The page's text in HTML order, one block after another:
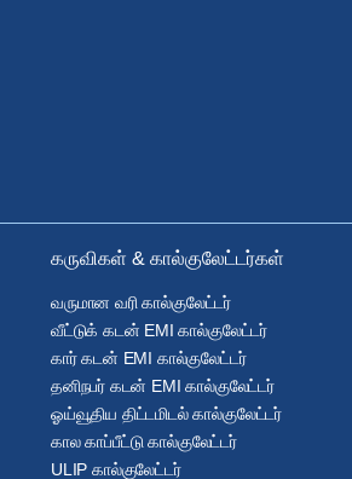
கருவிகள் & கால்குலேட்டர்கள்
வருமான வரி கால்குலேட்டர்
வீட்டுக் கடன் EMI கால்குலேட்டர்
கார் கடன் EMI கால்குலேட்டர்
தனிநபர் கடன் EMI கால்குலேட்டர்
ஓய்வூதிய திட்டமிடல் கால்குலேட்டர்
கால காப்பீட்டு கால்குலேட்டர்
ULIP கால்குலேட்டர்